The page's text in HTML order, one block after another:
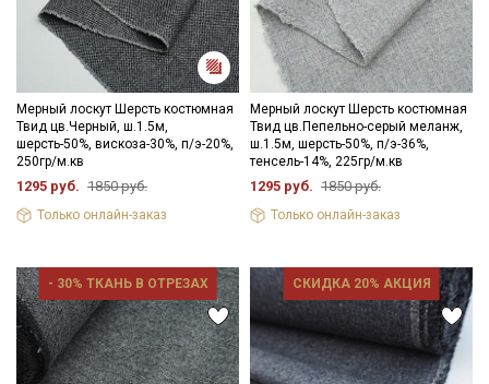
Мерный лоскут Шерсть костюмная
Твид цв.Черный, ш.1.5м,
шерсть-50%, вискоза-30%, п/э-20%,
250гр/м.кв
1295 руб. 1850 руб.
Только онлайн-заказ
Мерный лоскут Шерсть костюмная
Твид цв.Пепельно-серый меланж,
ш.1.5м, шерсть-50%, п/э-36%,
тенсель-14%, 225гр/м.кв
1295 руб. 1850 руб.
Только онлайн-заказ
- 30% ТКАНЬ В ОТРЕЗАХ СКИДКА 20% АКЦИЯ